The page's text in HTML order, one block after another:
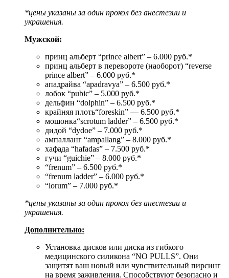
*цены указаны за один прокол без анестезии и
украшения.
Мужской:
принц альберт “prince albert” – 6.000 руб.*
принц альберт в перевороте (наоборот) “reverse
prince albert” – 6.000 руб.*
ападрайва “apadravya” – 6.500 руб.*
лобок “pubic” – 5.000 руб.*
дельфин “dolphin” – 6.500 руб.*
крайняя плоть“foreskin” — 6.500 руб.*
мошонка“scrotum ladder” – 6.500 руб.*
дидой “dydoe” – 7.000 руб.*
ампалланг “ampallang” – 8.000 руб.*
хафада “hafadas” – 7.500 руб.*
гучи “guichie” – 8.000 руб.*
“frenum” – 6.500 руб.*
“frenum ladder” – 6.000 руб.*
“lorum” – 7.000 руб.*
*цены указаны за один прокол без анестезии и
украшения.
Дополнительно:
Установка дисков или диска из гибкого
медицинского силикона “NO PULLS”. Они
защитят ваш новый или чувствительный пирсинг
на время заживления. Способствуют безопасно и